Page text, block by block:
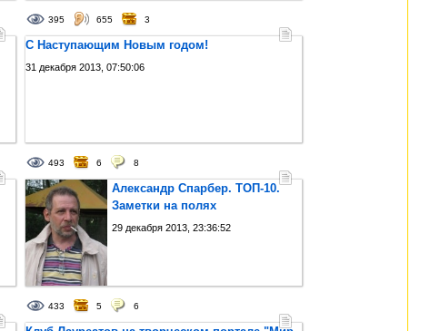
395 655 3
С Наступающим Новым годом!
31 декабря 2013, 07:50:06
493 6 8
Александр Спарбер. ТОП-10.
Заметки на полях
29 декабря 2013, 23:36:52
433 5 6